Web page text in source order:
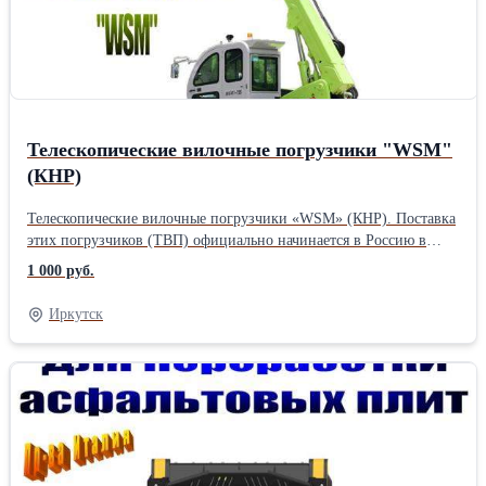
Телескопические вилочные погрузчики "WSM"
(КНР)
Телескопические вилочные погрузчики «WSM» (КНР). Поставка
этих погрузчиков (ТВП) официально начинается в Россию в
первом квартале 2023г. и будет представлена основными
моделями WSM - 735 / 740, грузоподъемностью 3,5 / 4 т, вылет
(без вил) 3700 мм, высота подъема 3-х секционной стрелы 7 м. В
проекте поставки будет также скоро представлена и новая модель
ТВП с боковыми выдвижными лаповыми опорами и
увеличенной высотой подъема до 13,7 м. Эксклюзивные
параметры вашего погрузчика можно дополнительно улучшить
по уникальной Системе «SUPRM». Гарантийное и сервисное
сопровождение производится на всей территории РФ в течение
12 месяцев или наработке 1000 м/ч. Сертификат РФ. Заявки на
поставку / информация (904) 13-88-951 www.tsam38.ru
1 000 руб.
Иркутск